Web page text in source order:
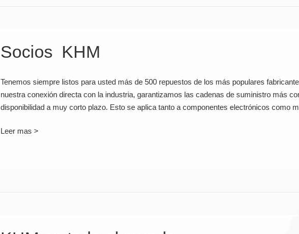
Socios KHM
Tenemos siempre listos para usted más de 500 repuestos de los más populares
nuestra conexión directa con la industria, garantizamos las cadenas de suministro más
disponibilidad a muy corto plazo. Esto se aplica tanto a componentes electrónicos como
Leer mas >